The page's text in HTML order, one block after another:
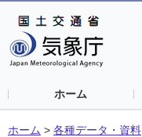
ホーム
ホーム > 各種データ・資料